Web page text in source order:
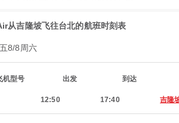
从吉隆坡飞往台北的航班时刻表
8/8周六
机型号 出发 到达
12:50 17:40 吉隆